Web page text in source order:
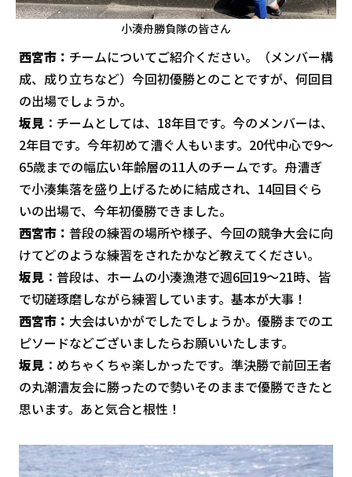
小湊舟勝負隊の皆さん
西宮市： チームについてご紹介ください。（メンバー構
成、成り立ちなど）今回初優勝とのことですが、何回目
の出場でしょうか。
坂見：チームとしては、18年目です。今のメンバーは、
2年目です。今年初めて漕ぐ人もいます。20代中心で9～
65歳までの幅広い年齢層の11人のチームです。舟漕ぎ
で小湊集落を盛り上げるために結成され、14回目ぐら
いの出場で、今年初優勝できました。
西宮市： 普段の練習の場所や様子、今回の競争大会に向
けてどのような練習をされたかなど教えてください。
坂見：普段は、ホームの小湊漁港で週6回19～21時、皆
で切磋琢磨しながら練習しています。基本が大事！
西宮市： 大会はいかがでしたでしょうか。優勝までのエ
ピソードなどございましたらお願いいたします。
坂見：めちゃくちゃ楽しかったです。準決勝で前回王者
の丸潮漕友会に勝ったので勢いそのままで優勝できたと
思います。あと気合と根性！